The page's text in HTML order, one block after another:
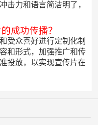
击力和语言简洁明了，
成功传播？
受众喜好进行定制化制
和形式，加强推广和传
投放，以实现宣传片在